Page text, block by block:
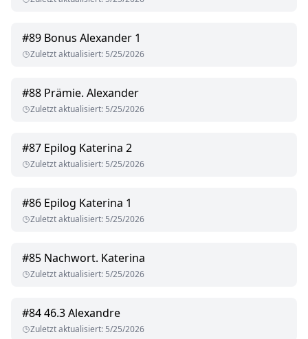
#89 Bonus Alexander 1
Zuletzt aktualisiert: 5/25/2026
#88 Prämie. Alexander
Zuletzt aktualisiert: 5/25/2026
#87 Epilog Katerina 2
Zuletzt aktualisiert: 5/25/2026
#86 Epilog Katerina 1
Zuletzt aktualisiert: 5/25/2026
#85 Nachwort. Katerina
Zuletzt aktualisiert: 5/25/2026
#8446.3 Alexandre
Zuletzt aktualisiert: 5/25/2026